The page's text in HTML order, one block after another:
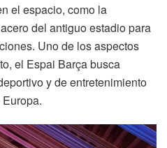
el espacio, como la
del antiguo estadio para
Uno de los aspectos
el Espai Barça busca
y de entretenimiento